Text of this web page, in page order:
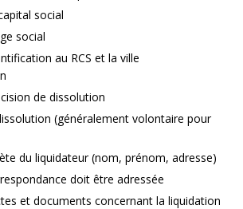
social
social
au RCS et la ville
de dissolution
(généralement volontaire pour
du liquidateur (nom, prénom, adresse)
doit être adressée
et documents concernant la liquidation